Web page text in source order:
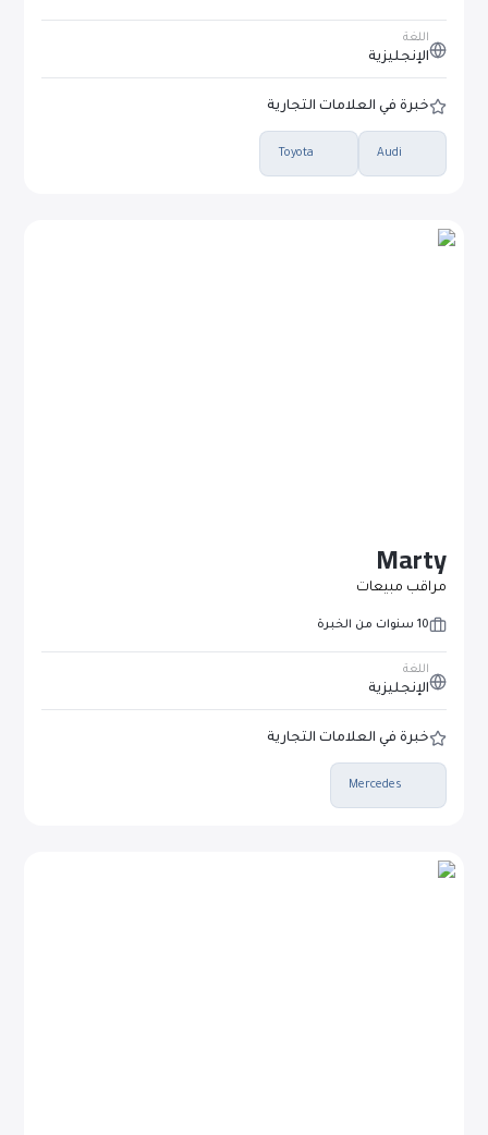
اللغة
الإنجليزية
خبرة في العلامات التجارية
Audi
Toyota
Marty
مراقب مبيعات
10 سنوات من الخبرة
اللغة
الإنجليزية
خبرة في العلامات التجارية
Mercedes